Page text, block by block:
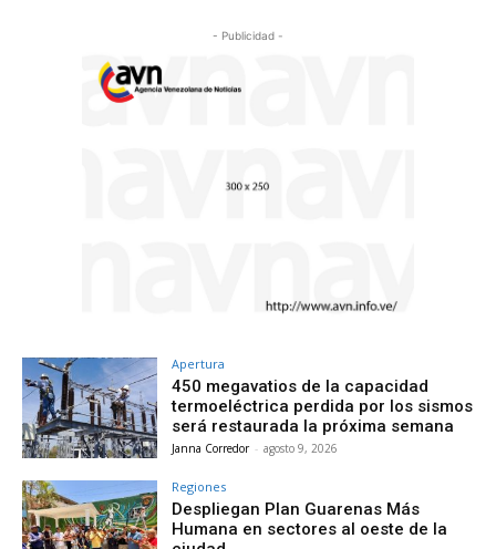
- Publicidad -
Apertura
450 megavatios de la capacidad
termoeléctrica perdida por los sismos
será restaurada la próxima semana
Janna Corredor - agosto 9, 2026
Regiones
Despliegan Plan Guarenas Más
Humana en sectores al oeste de la